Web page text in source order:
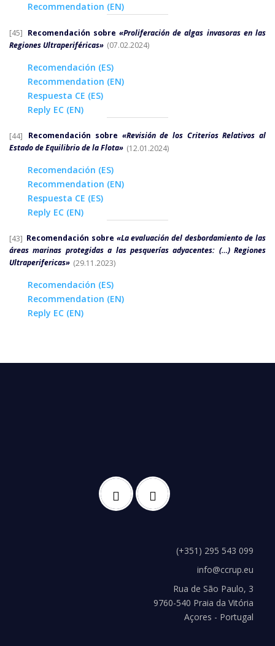
Recommendation (EN)
[45] Recomendación sobre«Proliferación de algas invasoras en las
Regiones Ultraperiféricas» (07.02.2024)
Recomendación (ES)
Recommendation (EN)
Respuesta CE (ES)
Reply EC (EN)
[44] Recomendación sobre «Revisión de los Criterios Relativos al
Estado de Equilibrio de la Flota» (12.01.2024)
Recomendación (ES)
Recommendation (EN)
Respuesta CE (ES)
Reply EC (EN)
[43] Recomendación sobre «La evaluación del desbordamiento de las
áreas marinas protegidas a las pesquerías adyacentes: (…) Regiones
Ultraperifericas» (29.11.2023)
Recomendación (ES)
Recommendation (EN)
Reply EC (EN)
(+351) 295 543 099
info@ccrup.eu
Rua de São Paulo, 3
9760-540 Praia da Vitória
Açores - Portugal